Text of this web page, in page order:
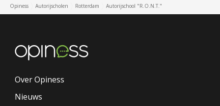
Opiness Autorijscholen Rotterdam Autorijschool "R.O.N.T."
Over Opiness
Nieuws